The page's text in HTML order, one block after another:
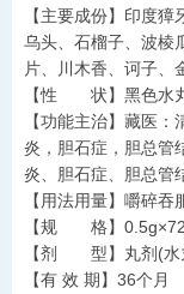
【主要成份】印度
乌头、石榴子、波棱
片、川木香、诃子、
【性 状】黑色水丸
【功能主治】藏医
炎，胆石症，胆总管
炎、胆石症、胆总管
【用法用量】嚼碎吞
【规 格】
【剂 型】丸剂(水
【有 效 期】36个月